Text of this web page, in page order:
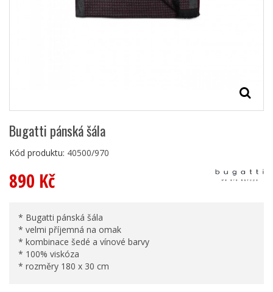
Bugatti pánská šála
Kód produktu: 40500/970
890 Kč
* Bugatti pánská šála
* velmi příjemná na omak
* kombinace šedé a vínové barvy
* 100% viskóza
* rozměry 180 x 30 cm